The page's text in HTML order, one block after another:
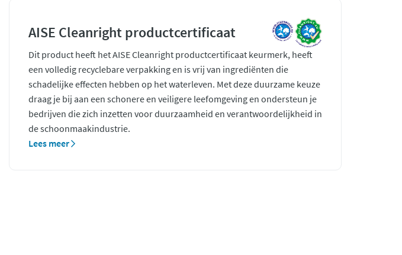
AISE Cleanright productcertificaat
Dit product heeft het AISE Cleanright productcertificaat keurmerk, heeft
een volledig recyclebare verpakking en is vrij van ingrediënten die
schadelijke effecten hebben op het waterleven. Met deze duurzame keuze
draag je bij aan een schonere en veiligere leefomgeving en ondersteun je
bedrijven die zich inzetten voor duurzaamheid en verantwoordelijkheid in
de schoonmaakindustrie.
Lees meer